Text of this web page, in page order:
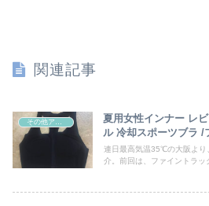
関連記事
その他アイテム
夏用女性インナー レ
ル 冷却スポーツブラ /
連日最高気温35℃の大阪より
介。前回は、ファイントラッ